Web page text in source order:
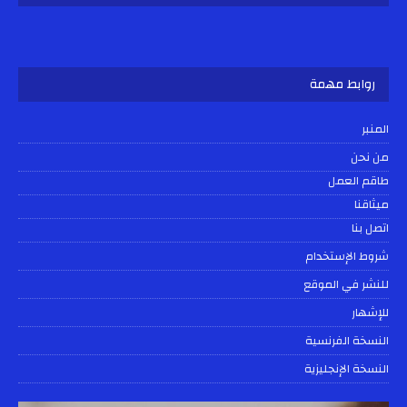
روابط مهمة
المنبر
من نحن
طاقم العمل
ميثاقنا
اتصل بنا
شروط الإستخدام
للنشر في الموقع
للإشهار
النسخة الفرنسية
النسخة الإنجليزية